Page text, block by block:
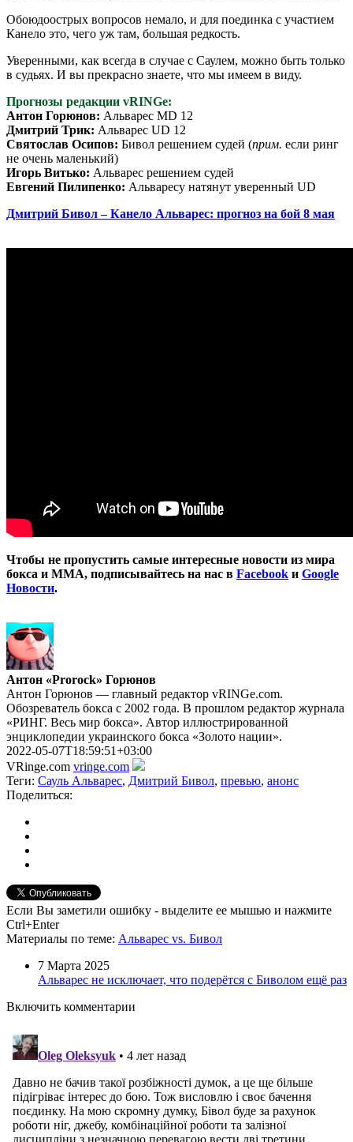
Обоюдоострых вопросов немало, и для поединка с участием
Канело это, чего уж там, большая редкость.
Уверенными, как всегда в случае с Саулем, можно быть только
в судьях. И вы прекрасно знаете, что мы имеем в виду.
Прогнозы редакции vRINGe:
Антон Горюнов: Альварес MD 12
Дмитрий Трик: Альварес UD 12
Святослав Осипов: Бивол решением судей (прим. если ринг
не очень маленький)
Игорь Витько: Альварес решением судей
Евгений Пилипенко: Альваресу натянут уверенный UD
Дмитрий Бивол – Канело Альварес: прогноз на бой 8 мая
Чтобы не пропустить самые интересные новости из мира
бокса и ММА, подписывайтесь на нас в Facebook и Google
Новости.
Антон «Prorock» Горюнов
Антон Горюнов — главный редактор vRINGe.com.
Обозреватель бокса с 2002 года. В прошлом редактор журнала
«РИНГ. Весь мир бокса». Автор иллюстрированной
энциклопедии украинского бокса «Золото нации».
2022-05-07T18:59:51+03:00
VRinge.com vringe.com
Теги: Сауль Альварес, Дмитрий Бивол, превью, анонс
Поделиться:
Если Вы заметили ошибку - выделите ее мышью и нажмите
Ctrl+Enter
Материалы по теме: Альварес vs. Бивол
7 Марта 2025
Альварес не исключает, что подерётся с Биволом ещё раз
Включить комментарии